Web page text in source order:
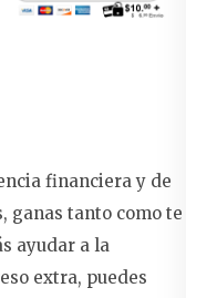
financiera y de
ganas tanto como te
ayudar a la
extra, puedes